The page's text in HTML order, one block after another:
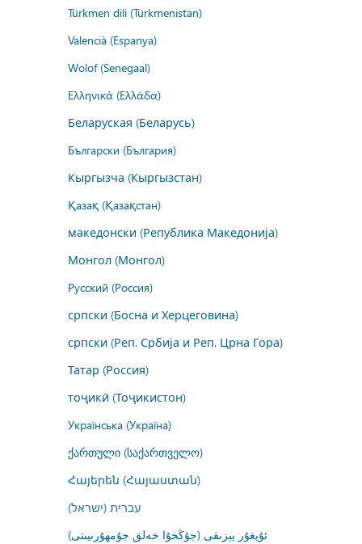
Türkmen dili (Türkmenistan)
Valencià (Espanya)
Wolof (Senegaal)
Ελληνικά (Ελλάδα)
Беларуская (Беларусь)
Български (България)
Кыргызча (Кыргызстан)
Қазақ (Қазақстан)
македонски (Република Македонија)
Монгол (Монгол)
Русский (Россия)
српски (Босна и Херцеговина)
српски (Реп. Србија и Реп. Црна Гора)
Татар (Россия)
тоҷикӣ (Тоҷикистон)
Українська (Україна)
ქართული (საქართველო)
Հայերեն (Հայաստան)
עברית (ישראל)
ئۇيغۇر يېزىقى (جۇڭخۇا خەلق جۇمھۇرىيىتى)